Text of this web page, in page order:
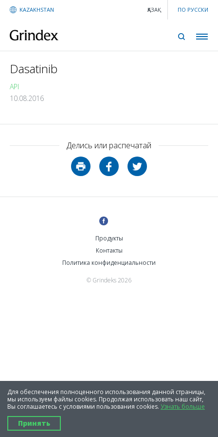
ҚАЗАҚ ПО РУССКИ
KAZAKHSTAN
Dasatinib
API
10.08.2016
Делись или распечатай
Продукты
Контакты
Политика конфиденциальности
© Grindeks 2026
Для обеспечения полноценного использования данной страницы,
мы используем файлы cookies. Продолжая использовать наш сайт,
Вы соглашаетесь с условиями пользования cookies. Узнать больше
Принять